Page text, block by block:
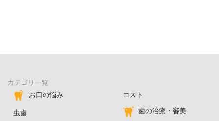
カテゴリ一覧
お口の悩み
虫歯
コスト
歯の治療・審美